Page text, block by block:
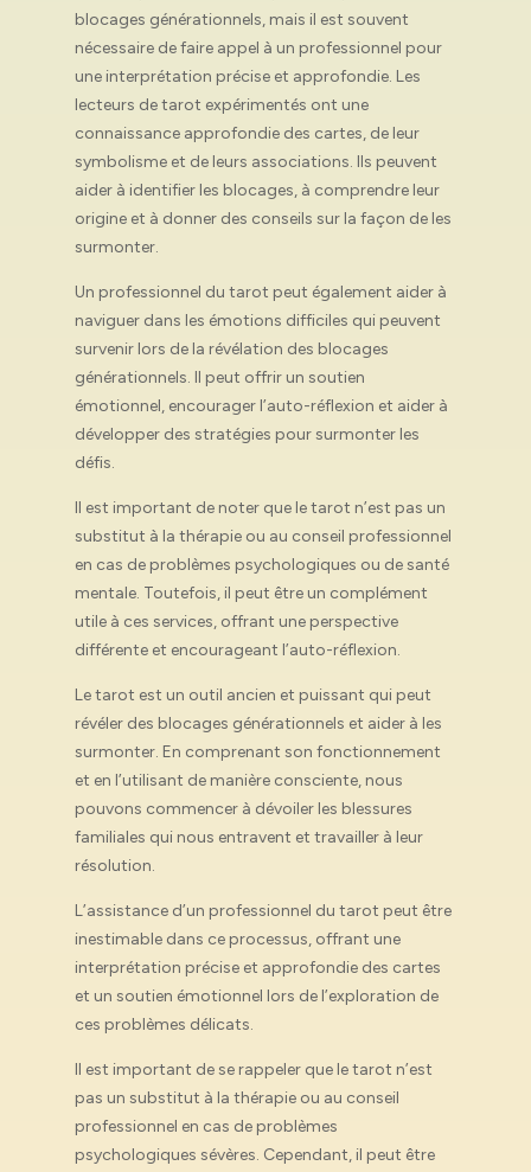
blocages générationnels, mais il est souvent
nécessaire de faire appel à un professionnel pour
une interprétation précise et approfondie. Les
lecteurs de tarot expérimentés ont une
connaissance approfondie des cartes, de leur
symbolisme et de leurs associations. Ils peuvent
aider à identifier les blocages, à comprendre leur
origine et à donner des conseils sur la façon de les
surmonter.
Un professionnel du tarot peut également aider à
naviguer dans les émotions difficiles qui peuvent
survenir lors de la révélation des blocages
générationnels. Il peut offrir un soutien
émotionnel, encourager l’auto-réflexion et aider à
développer des stratégies pour surmonter les
défis.
Il est important de noter que le tarot n’est pas un
substitut à la thérapie ou au conseil professionnel
en cas de problèmes psychologiques ou de santé
mentale. Toutefois, il peut être un complément
utile à ces services, offrant une perspective
différente et encourageant l’auto-réflexion.
Le tarot est un outil ancien et puissant qui peut
révéler des blocages générationnels et aider à les
surmonter. En comprenant son fonctionnement
et en l’utilisant de manière consciente, nous
pouvons commencer à dévoiler les blessures
familiales qui nous entravent et travailler à leur
résolution.
L’assistance d’un professionnel du tarot peut être
inestimable dans ce processus, offrant une
interprétation précise et approfondie des cartes
et un soutien émotionnel lors de l’exploration de
ces problèmes délicats.
Il est important de se rappeler que le tarot n’est
pas un substitut à la thérapie ou au conseil
professionnel en cas de problèmes
psychologiques sévères. Cependant, il peut être